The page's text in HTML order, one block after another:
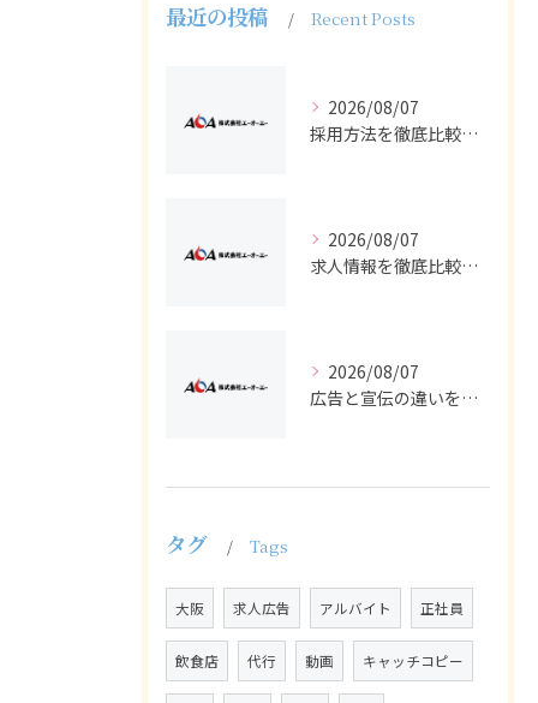
最近の投稿 Recent Posts
2026/08/07
採用方法を徹底比較求人広告でバイトと正社員の最適解を探る
2026/08/07
求人情報を徹底比較して正社員やバイトを効率よく見つける実践ガイド
2026/08/07
広告と宣伝の違いを押さえた採用求人戦略とバイト正社員獲得の実務ポイント
タグ Tags
大阪 求人広告 アルバイト 正社員
飲食店 代行 動画 キャッチコピー